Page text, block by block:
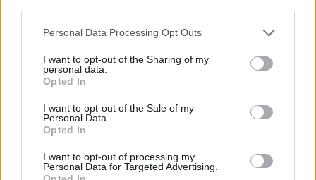
Personal Data Processing Opt Outs
I want to opt-out of the Sharing of my
personal data.
Opted In
I want to opt-out of the Sale of my
Personal Data.
Opted In
I want to opt-out of processing my
Personal Data for Targeted Advertising.
Περισσότερα από
ηλικίας από 12 χώρες‘’μεταφέρουν το μήνυμα
τους΄΄ μέσω των εικαστικών τεχνών. Τα μηνύματα
και τα ίδια τα έργα τέχνης υπενθυμίζουν στους